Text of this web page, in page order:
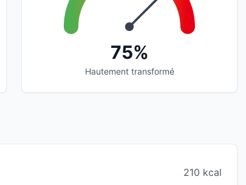
75%
Hautement transformé
210 kcal